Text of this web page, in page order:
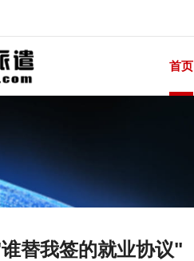
首页
替我签的就业协议"